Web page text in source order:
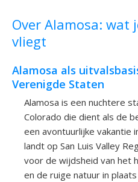
Over Alamosa: wat
vliegt
Alamosa als
Verenigde Staten
Alamosa is een nuchtere
Colorado die dient als de
een avontuurlijke vakantie
landt op San Luis Valley
voor de wijdsheid van het
en de ruige natuur in